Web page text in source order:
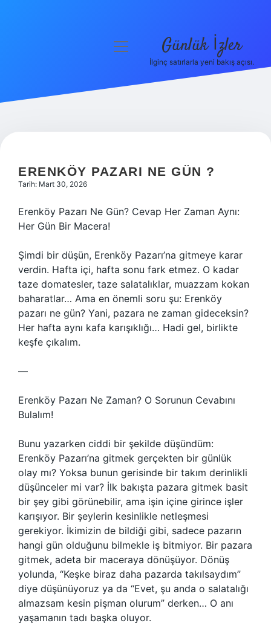
Hakkımızda
menüyü
Günlük İzler
İlginç satırlarla yeni bakış açısı.
ERENKÖY PAZARI NE GÜN ?
Tarih: Mart 30, 2026
Erenköy Pazarı Ne Gün? Cevap Her Zaman Aynı:
Her Gün Bir Macera!
Şimdi bir düşün, Erenköy Pazarı’na gitmeye karar
verdin. Hafta içi, hafta sonu fark etmez. O kadar
taze domatesler, taze salatalıklar, muazzam kokan
baharatlar… Ama en önemli soru şu: Erenköy
pazarı ne gün? Yani, pazara ne zaman gideceksin?
Her hafta aynı kafa karışıklığı… Hadi gel, birlikte
keşfe çıkalım.
—
Erenköy Pazarı Ne Zaman? O Sorunun Cevabını
Bulalım!
Bunu yazarken ciddi bir şekilde düşündüm:
Erenköy Pazarı’na gitmek gerçekten bir günlük
olay mı? Yoksa bunun gerisinde bir takım derinlikli
düşünceler mi var? İlk bakışta pazara gitmek basit
bir şey gibi görünebilir, ama işin içine girince işler
karışıyor. Bir şeylerin kesinlikle netleşmesi
gerekiyor. İkimizin de bildiği gibi, sadece pazarın
hangi gün olduğunu bilmekle iş bitmiyor. Bir pazara
gitmek, adeta bir maceraya dönüşüyor. Dönüş
yolunda, “Keşke biraz daha pazarda takılsaydım”
diye düşünüyoruz ya da “Evet, şu anda o salatalığı
almazsam kesin pişman olurum” derken… O anı
yaşamanın tadı başka oluyor.